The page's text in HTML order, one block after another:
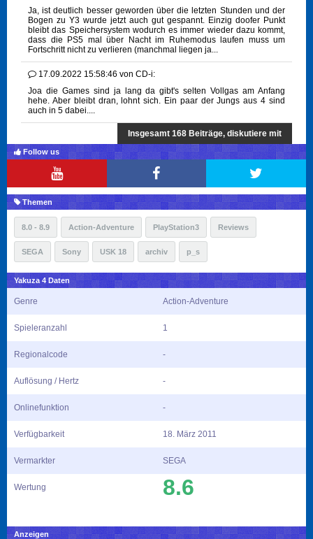
Ja, ist deutlich besser geworden über die letzten Stunden und der
Bogen zu Y3 wurde jetzt auch gut gespannt. Einzig doofer Punkt
bleibt das Speichersystem wodurch es immer wieder dazu kommt,
dass die PS5 mal über Nacht im Ruhemodus laufen muss um
Fortschritt nicht zu verlieren (manchmal liegen ja...
17.09.2022 15:58:46 von CD-i:
Joa die Games sind ja lang da gibt's selten Vollgas am Anfang
hehe. Aber bleibt dran, lohnt sich. Ein paar der Jungs aus 4 sind
auch in 5 dabei....
Insgesamt 168 Beiträge, diskutiere mit
Follow us
Themen
8.0 - 8.9 Action-Adventure PlayStation3 Reviews
SEGA Sony USK 18 archiv p_s
Yakuza 4 Daten
Genre Action-Adventure
Spieleranzahl 1
Regionalcode -
Auflösung / Hertz -
Onlinefunktion -
Verfügbarkeit 18. März 2011
Vermarkter SEGA
Wertung 8.6
Anzeigen